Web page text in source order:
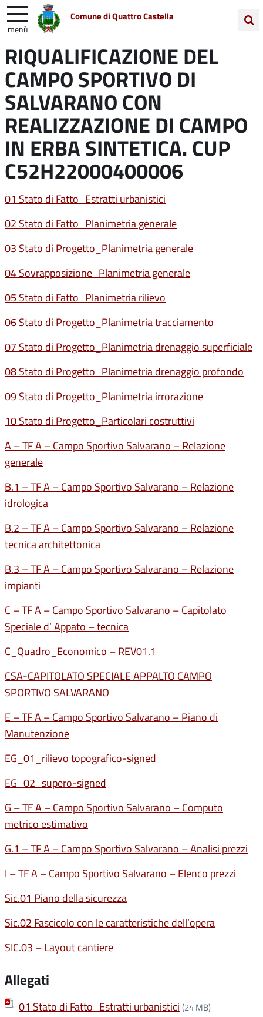
Comune di Quattro Castella
menù
nel
sito
Entra in Comune Vivi Quattro Castella
Unione Colline Matildiche
RIQUALIFICAZIONE DEL
CAMPO SPORTIVO DI
SALVARANO CON
REALIZZAZIONE DI CAMPO
IN ERBA SINTETICA. CUP
C52H22000400006
01 Stato di Fatto_Estratti urbanistici
02 Stato di Fatto_Planimetria generale
03 Stato di Progetto_Planimetria generale
04 Sovrapposizione_Planimetria generale
05 Stato di Fatto_Planimetria rilievo
06 Stato di Progetto_Planimetria tracciamento
07 Stato di Progetto_Planimetria drenaggio superficiale
08 Stato di Progetto_Planimetria drenaggio profondo
09 Stato di Progetto_Planimetria irrorazione
10 Stato di Progetto_Particolari costruttivi
A – TF A – Campo Sportivo Salvarano – Relazione
generale
B.1 – TF A – Campo Sportivo Salvarano – Relazione
idrologica
B.2 – TF A – Campo Sportivo Salvarano – Relazione
tecnica architettonica
B.3 – TF A – Campo Sportivo Salvarano – Relazione
impianti
C – TF A – Campo Sportivo Salvarano – Capitolato
Speciale d’ Appato – tecnica
C_Quadro_Economico – REV01.1
CSA-CAPITOLATO SPECIALE APPALTO CAMPO
SPORTIVO SALVARANO
E – TF A – Campo Sportivo Salvarano – Piano di
Manutenzione
EG_01_rilievo topografico-signed
EG_02_supero-signed
G – TF A – Campo Sportivo Salvarano – Computo
metrico estimativo
G.1 – TF A – Campo Sportivo Salvarano – Analisi prezzi
I – TF A – Campo Sportivo Salvarano – Elenco prezzi
Sic.01 Piano della sicurezza
Sic.02 Fascicolo con le caratteristiche dell’opera
SIC.03 – Layout cantiere
Allegati
01 Stato di Fatto_Estratti urbanistici (24 MB)